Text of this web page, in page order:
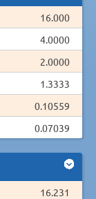
16.000
4.0000
2.0000
1.3333
0.10559
0.07039
16.231